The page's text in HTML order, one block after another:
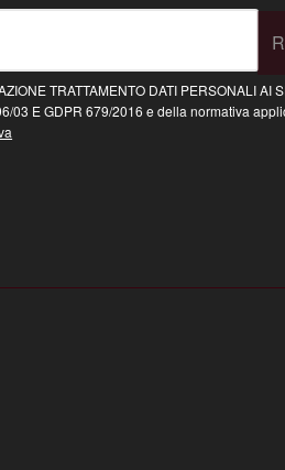
TRATTAMENTO DATI PERSONALI AI
03 E GDPR 679/2016 e della normativa